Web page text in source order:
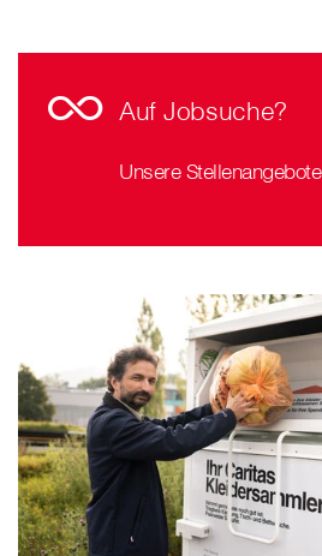
Auf Jobsuche?
Unsere Stellenangebote